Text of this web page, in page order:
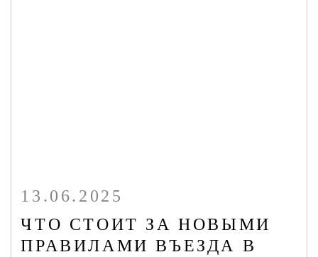
13.06.2025
ЧТО СТОИТ ЗА НОВЫМИ
ПРАВИЛАМИ ВЪЕЗДА В